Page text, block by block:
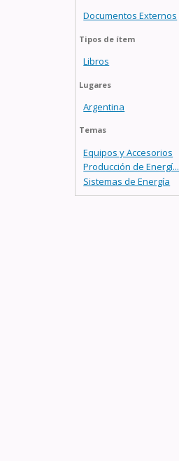
Documentos Externos
Tipos de ítem
Libros
Lugares
Argentina
Temas
Equipos y Accesorios
Producción de Energí...
Sistemas de Energía